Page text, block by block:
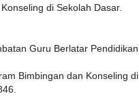
di Sekolah Dasar.
Guru Berlatar Pendidikan
Bimbingan dan Konseling di